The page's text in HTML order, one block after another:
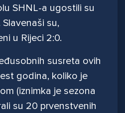
SHNL-a ugostili su
Slavenaši su,
u Rijeci 2:0.
susreta ovih
godina, koliko je
(iznimka je sezona
su 20 prvenstvenih